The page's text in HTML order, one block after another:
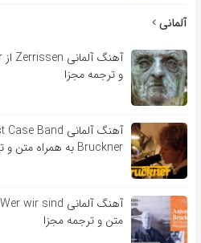
آلمانی
و ترجمه مجزا
Bruckner به همراه متن و ترجمه مجزا
متن و ترجمه مجزا